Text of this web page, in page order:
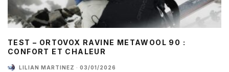
TEST – ORTOVOX RAVINE METAWOOL 90 :
CONFORT ET CHALEUR
LILIAN MARTINEZ · 03/01/2026